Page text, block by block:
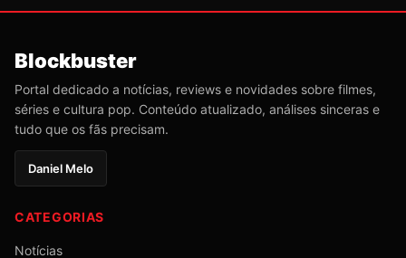
Blockbuster
Portal dedicado a notícias, reviews e novidades sobre filmes,
séries e cultura pop. Conteúdo atualizado, análises sinceras e
tudo que os fãs precisam.
Daniel Melo
CATEGORIAS
Notícias